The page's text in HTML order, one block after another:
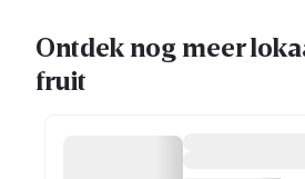
Ontdek nog meer
fruit